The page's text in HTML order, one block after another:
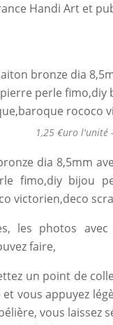
Handi Art et
1,25 €uro l'unité -
dia 8,5mm
fimo,diy bijou
victorien,deco
les photos
faire,
un point de
vous appuyez
vous laissez